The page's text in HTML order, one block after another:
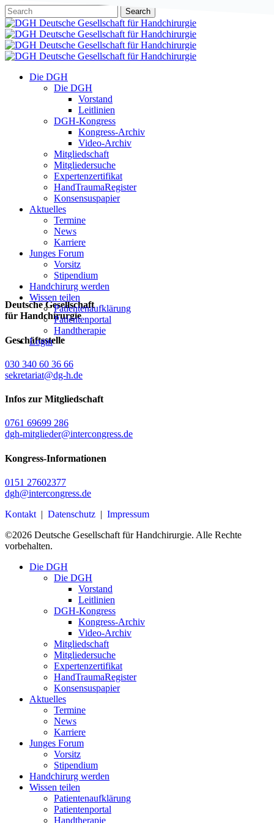
Skip
to
main
content
Search
Close
Search
Menu
Die DGH
Die DGH
Vorstand
Leitlinien
DGH-Kongress
Kongress-Archiv
Video-Archiv
Mitgliedschaft
Mitgliedersuche
Expertenzertifikat
HandTraumaRegister
Konsensuspapier
Aktuelles
Termine
News
Karriere
Junges Forum
Vorsitz
Stipendium
Handchirurg werden
Wissen teilen
Patientenaufklärung
Patientenportal
Handtherapie
Login
Deutsche Gesellschaft
für Handchirurgie
Geschäftsstelle
030 340 60 36 66
sekretariat@dg-h.de
Infos zur Mitgliedschaft
0761 69699 286
dgh-mitglieder@intercongress.de
Kongress-Informationen
0151 27602377
dgh@intercongress.de
Kontakt | Datenschutz | Impressum
©2026 Deutsche Gesellschaft für Handchirurgie. Alle Rechte
vorbehalten.
Close
Die DGH
Die DGH
Vorstand
Leitlinien
DGH-Kongress
Kongress-Archiv
Video-Archiv
Mitgliedschaft
Mitgliedersuche
Expertenzertifikat
HandTraumaRegister
Konsensuspapier
Aktuelles
Termine
News
Karriere
Junges Forum
Vorsitz
Stipendium
Handchirurg werden
Wissen teilen
Patientenaufklärung
Patientenportal
Handtherapie